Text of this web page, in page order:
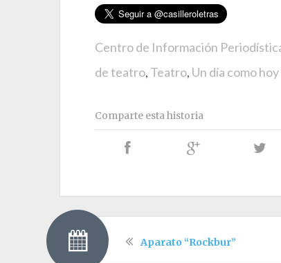
Centro de Información
de teatro, Teatro, Un día como hoy
Comparte esta historia
Aparato “Rockbur”